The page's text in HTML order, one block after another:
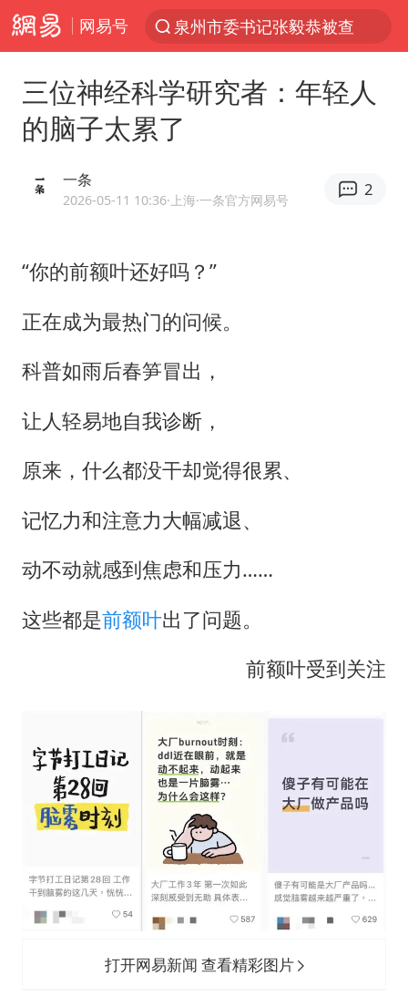
网易号
台风白海豚实时路径
四川宜宾市高县4.9级地震致1人死亡
欧阳娜娜窦靖童好搭
“新疆阿勒泰八月能滑雪”不实
胡彦斌韩磊 谁帮谁
夯实基础开新局
三位神经科学研究者：年轻人
的脑子太累了
一条
2026-05-11 10:36·上海·一条官方网易号
2
“你的前额叶还好吗？”
正在成为最热门的问候。
科普如雨后春笋冒出，
让人轻易地自我诊断，
原来，什么都没干却觉得很累、
记忆力和注意力大幅减退、
动不动就感到焦虑和压力……
这些都是前额叶出了问题。
前额叶受到关注
打开网易新闻 查看精彩图片